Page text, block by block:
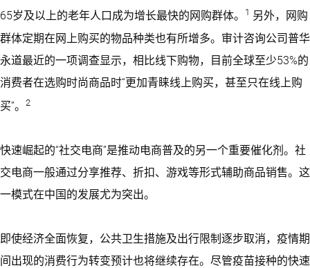
65岁及以上的老年人口成为增长最快的网购群体。
1 另外，网购
群体定期在网上购买的物品种类也有所增多。审计咨询公司普华
永道最近的一项调查显示，相比线下购物，目前全球至少53%的
消费者在选购时尚商品时“更加青睐线上购买，甚至只在线上购
买”。
2
快速崛起的“社交电商”是推动电商普及的另一个重要催化剂。社
交电商一般通过分享推荐、折扣、游戏等形式辅助商品销售。这
一模式在中国的发展尤为突出。
即使经济全面恢复，公共卫生措施及出行限制逐步取消，疫情期
间出现的消费行为转变预计也将继续存在。尽管疫苗接种的快速